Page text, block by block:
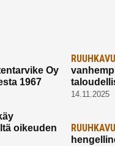
Oy
1967
14.11.2025
oikeuden